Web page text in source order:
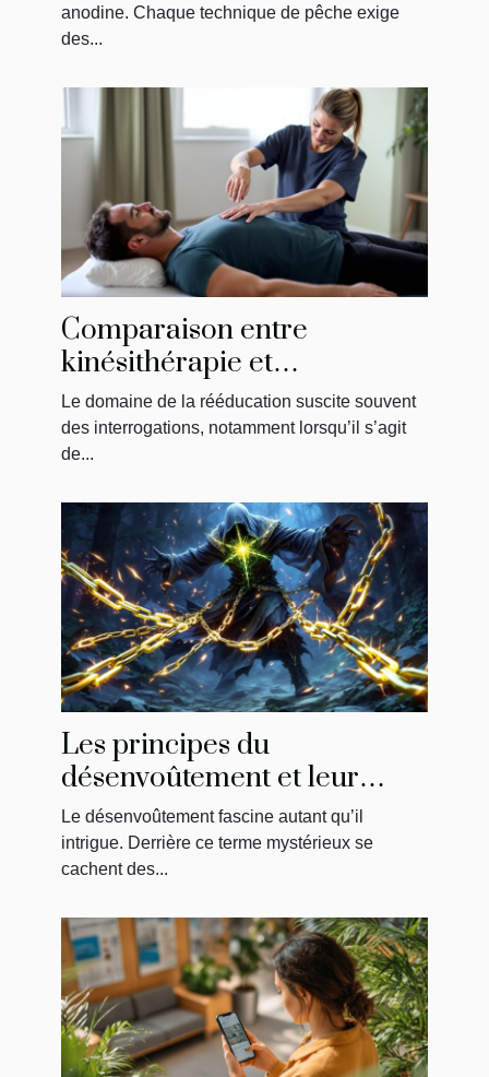
anodine. Chaque technique de pêche exige
des...
Comparaison entre
kinésithérapie et
physiothérapie : ce qu'il faut
savoir
Le domaine de la rééducation suscite souvent
des interrogations, notamment lorsqu’il s’agit
de...
Les principes du
désenvoûtement et leur
impact sur la libération
énergétique
Le désenvoûtement fascine autant qu’il
intrigue. Derrière ce terme mystérieux se
cachent des...